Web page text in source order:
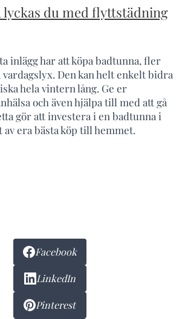
lyckas du med flyttstädning
inlägg har att köpa badtunna, fler
Den kan helt enkelt bidra
hela vintern lång. Ge er
och även hjälpa till med att gå
gör att investera i en badtunna i
av era bästa köp till hemmet.
Facebook
LinkedIn
Pinterest